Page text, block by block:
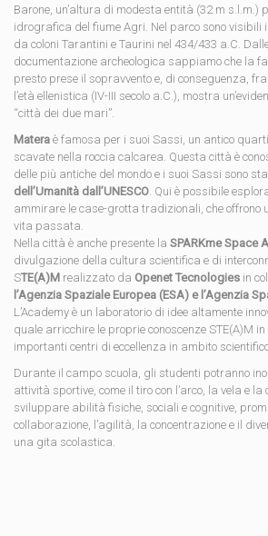
Barone, un’altura di modesta entità (32 m
idrografica del fiume Agri. Nel parco sono visibili
da coloni Tarantini e Taurini nel 434/433 a.C.
documentazione archeologica sappiamo che la
presto prese il sopravvento e, di conseguenza,
l’età ellenistica (IV-III secolo a.C.), mostra
“città dei due mari”.
Matera è famosa per i suoi Sassi, un antico
scavate nella roccia calcarea. Questa città è
delle più antiche del mondo e i suoi Sassi sono
dell’Umanità dall’UNESCO. Qui è possibile
ammirare le case-grotta tradizionali, che offrono
vita passata.
Nella città è anche presente la SPARKme Space
divulgazione della cultura scientifica e di
STE(A)M realizzato da Openet Tecnologies in
l’Agenzia Spaziale Europea (ESA) e l’Agenzia
L’Academy è un laboratorio di idee altamente
quale arricchire le proprie conoscenze STE(A)M
importanti centri di eccellenza in ambito
Durante il campo scuola, gli studenti potranno
attività sportive, come il tiro con l’arco, la vela e
sviluppare abilità fisiche, sociali e cognitive,
collaborazione, l’agilità, la concentrazione e il
una gita scolastica.